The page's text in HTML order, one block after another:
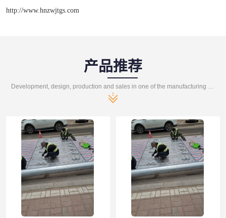
http://www.hnzwjtgs.com
产品推荐